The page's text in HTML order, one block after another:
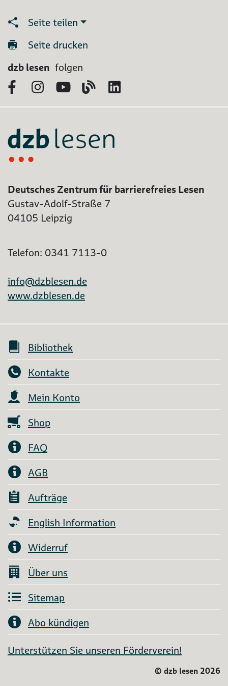
Seite teilen
Seite drucken
dzb lesen folgen
FacebookInstagram
YouTubeBlog
Deutsches Zentrum für barrierefreies Lesen
Gustav-Adolf-Straße 7
04105 Leipzig
Telefon: 0341 7113-0
info@dzblesen.de
www.dzblesen.de
Bibliothek
Kontakte
Mein Konto
Shop
FAQ
AGB
Aufträge
English Information
Widerruf
Über uns
Sitemap
Abo kündigen
Unterstützen Sie unseren Förderverein!
© dzb lesen 2026